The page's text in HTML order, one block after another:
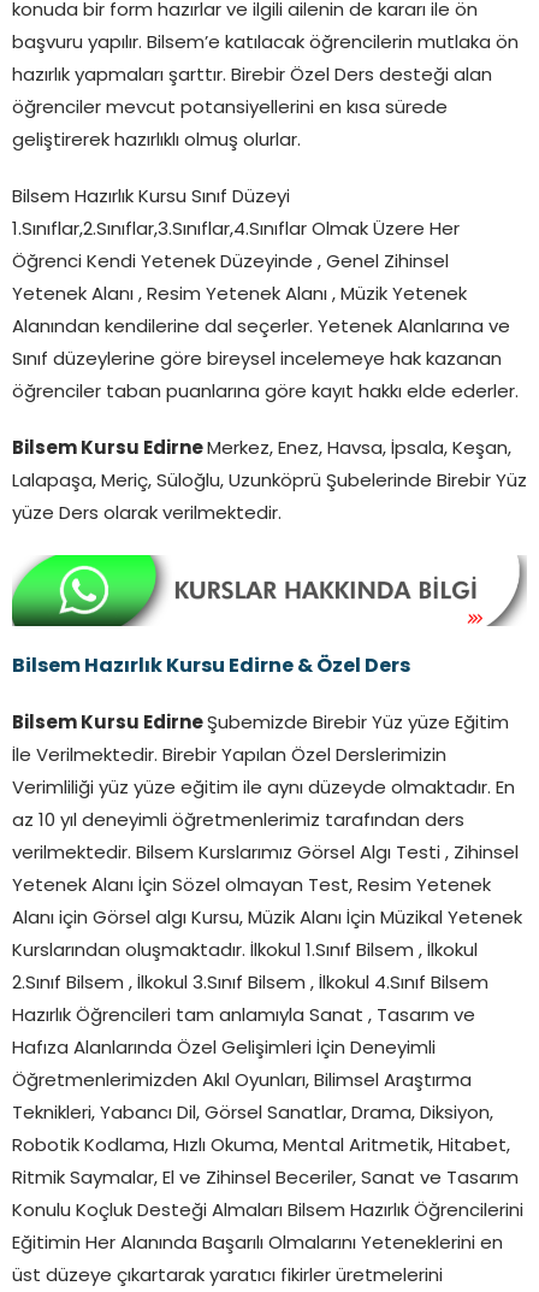
konuda bir form hazırlar ve ilgili ailenin de kararı ile ön
başvuru yapılır. Bilsem’e katılacak öğrencilerin mutlaka ön
hazırlık yapmaları şarttır. Birebir Özel Ders desteği alan
öğrenciler mevcut potansiyellerini en kısa sürede
geliştirerek hazırlıklı olmuş olurlar.
Bilsem Hazırlık Kursu Sınıf Düzeyi
1.Sınıflar,2.Sınıflar,3.Sınıflar,4.Sınıflar Olmak Üzere Her
Öğrenci Kendi Yetenek Düzeyinde , Genel Zihinsel
Yetenek Alanı , Resim Yetenek Alanı , Müzik Yetenek
Alanından kendilerine dal seçerler. Yetenek Alanlarına ve
Sınıf düzeylerine göre bireysel incelemeye hak kazanan
öğrenciler taban puanlarına göre kayıt hakkı elde ederler.
Bilsem Kursu Edirne Merkez, Enez, Havsa, İpsala, Keşan,
Lalapaşa, Meriç, Süloğlu, Uzunköprü Şubelerinde Birebir Yüz
yüze Ders olarak verilmektedir.
Bilsem Hazırlık Kursu Edirne & Özel Ders
Bilsem Kursu Edirne Şubemizde Birebir Yüz yüze Eğitim
İle Verilmektedir. Birebir Yapılan Özel Derslerimizin
Verimliliği yüz yüze eğitim ile aynı düzeyde olmaktadır. En
az 10 yıl deneyimli öğretmenlerimiz tarafından ders
verilmektedir. Bilsem Kurslarımız Görsel Algı Testi , Zihinsel
Yetenek Alanı İçin Sözel olmayan Test, Resim Yetenek
Alanı için Görsel algı Kursu, Müzik Alanı İçin Müzikal Yetenek
Kurslarından oluşmaktadır. İlkokul 1.Sınıf Bilsem , İlkokul
2.Sınıf Bilsem , İlkokul 3.Sınıf Bilsem , İlkokul 4.Sınıf Bilsem
Hazırlık Öğrencileri tam anlamıyla Sanat , Tasarım ve
Hafıza Alanlarında Özel Gelişimleri İçin Deneyimli
Öğretmenlerimizden Akıl Oyunları, Bilimsel Araştırma
Teknikleri, Yabancı Dil, Görsel Sanatlar, Drama, Diksiyon,
Robotik Kodlama, Hızlı Okuma, Mental Aritmetik, Hitabet,
Ritmik Saymalar, El ve Zihinsel Beceriler, Sanat ve Tasarım
Konulu Koçluk Desteği Almaları Bilsem Hazırlık Öğrencilerini
Eğitimin Her Alanında Başarılı Olmalarını Yeteneklerini en
üst düzeye çıkartarak yaratıcı fikirler üretmelerini